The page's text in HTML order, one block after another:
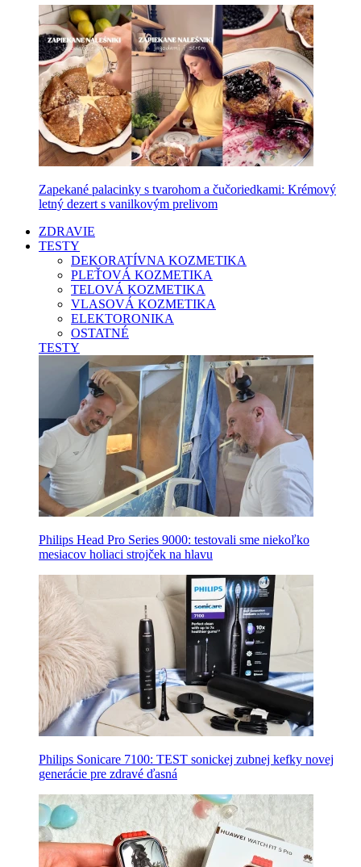
Zapekané palacinky s tvarohom a čučoriedkami: Krémový
letný dezert s vanilkovým prelivom
ZDRAVIE
TESTY
DEKORATÍVNA KOZMETIKA
PLEŤOVÁ KOZMETIKA
TELOVÁ KOZMETIKA
VLASOVÁ KOZMETIKA
ELEKTORONIKA
OSTATNÉ
TESTY
Philips Head Pro Series 9000: testovali sme niekoľko
mesiacov holiaci strojček na hlavu
Philips Sonicare 7100: TEST sonickej zubnej kefky novej
generácie pre zdravé ďasná